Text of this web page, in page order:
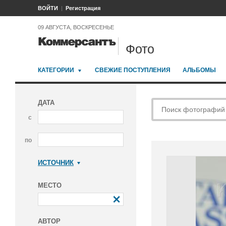
ВОЙТИ Регистрация
09 АВГУСТА, ВОСКРЕСЕНЬЕ
Фото
КАТЕГОРИИ СВЕЖИЕ ПОСТУПЛЕНИЯ АЛЬБОМЫ
ДАТА
с
по
ИСТОЧНИК
МЕСТО
АВТОР